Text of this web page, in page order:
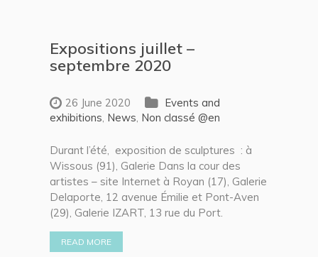
Expositions juillet –
septembre 2020
26 June 2020
Events and
exhibitions, News, Non classé @en
Durant l’été, exposition de sculptures : à
Wissous (91), Galerie Dans la cour des
artistes – site Internet à Royan (17), Galerie
Delaporte, 12 avenue Émilie et Pont-Aven
(29), Galerie IZART, 13 rue du Port.
READ MORE